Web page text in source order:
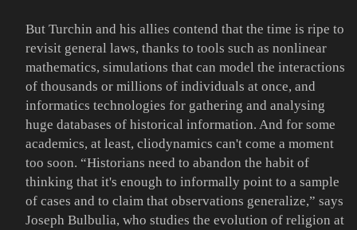
But Turchin and his allies contend that the time is ripe to
revisit general laws, thanks to tools such as nonlinear
mathematics, simulations that can model the interactions
of thousands or millions of individuals at once, and
informatics technologies for gathering and analysing
huge databases of historical information. And for some
academics, at least, cliodynamics can't come a moment
too soon. “Historians need to abandon the habit of
thinking that it's enough to informally point to a sample
of cases and to claim that observations generalize,” says
Joseph Bulbulia, who studies the evolution of religion at